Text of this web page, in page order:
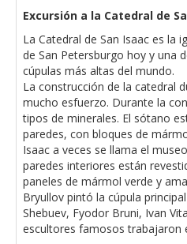
Excursión a la Catedral de
La Catedral de San Isaac es la
de San Petersburgo hoy y una
cúpulas más altas del mundo.
La construcción de la catedral
mucho esfuerzo. Durante la
tipos de minerales. El sótano
paredes, con bloques de
Isaac a veces se llama el
paredes interiores están
paneles de mármol verde y
Bryullov pintó la cúpula
Shebuev, Fyodor Bruni, Ivan
escultores famosos trabajaron